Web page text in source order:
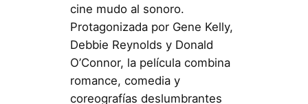
cine mudo al sonoro.
Protagonizada por Gene Kelly,
Debbie Reynolds y Donald
O’Connor, la película combina
romance, comedia y
coreografías deslumbrantes